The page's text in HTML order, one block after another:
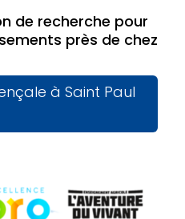
de recherche pour
près de chez
à Saint Paul